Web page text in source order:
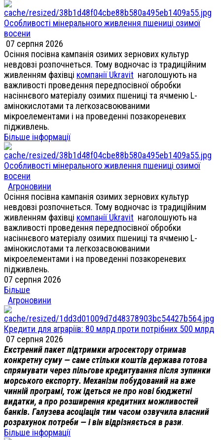
Особливості мінерального живлення пшениці озимої
восени
07 серпня 2026
Осіння посівна кампанія озимих зернових культур
невдовзі розпочнеться. Тому водночас із традиційним
живленням фахівці компанії Ukravit наголошують на
важливості проведення передпосівної обробки
насіннєвого матеріалу озимих пшениці та ячменю L-
амінокислотами та легкозасвоюваними
мікроелементами і на проведенні позакореневих
підживлень.
Більше інформації
Особливості мінерального живлення пшениці озимої
восени
Агроновини
Осіння посівна кампанія озимих зернових культур
невдовзі розпочнеться. Тому водночас із традиційним
живленням фахівці компанії Ukravit наголошують на
важливості проведення передпосівної обробки
насіннєвого матеріалу озимих пшениці та ячменю L-
амінокислотами та легкозасвоюваними
мікроелементами і на проведенні позакореневих
підживлень.
07 серпня 2026
Більше
Агроновини
Кредити для аграріїв: 80 млрд проти потрібних 500 млрд
07 серпня 2026
Екстрений пакет підтримки агросектору отримав
конкретну суму — саме стільки коштів держава готова
спрямувати через пільгове кредитування після зупинки
морського експорту. Механізм побудований на вже
чинній програмі, тож ідеться не про нові бюджетні
видатки, а про розширення кредитних можливостей
банків. Галузева асоціація тим часом озвучила власний
розрахунок потреби — і він відрізняється в рази.
Більше інформації